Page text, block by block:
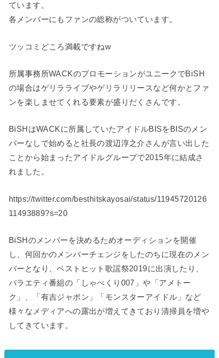
ています。
各メンバーにもファンの総称がついています。
ツッコミどころ満載ですねw
所属事務所WACKのプロモーションがユニークでBiSH
の場合はゲリラライブやゲリラリリースなど何かとファ
ンを楽しませてくれる要素が盛りだくさんです。
BiSHはWACKに所属していたアイドルBISをBISのメン
バーなしで始めると社長の渡辺淳之介さんが言い出した
ことから始まったアイドルグループで2015年に結成さ
れました。
https://twitter.com/besthitskayosai/status/11945720126
11493889?s=20
BiSHのメンバーを決めるためオーディションを開催
し、何回かのメンバーチェンジをしたのちに現在のメン
バーとなり、ベストヒット歌謡祭2019に出演したり、
バラエティ番組の「しゃべくり007」や「アメトー
ク」、「有吉ジャポン」「モンスターアイドル」など
様々なメディアへの露出が増えてきており清掃員を増や
してきています。